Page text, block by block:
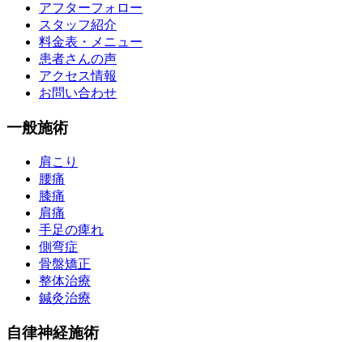
アフターフォロー
スタッフ紹介
料金表・メニュー
患者さんの声
アクセス情報
お問い合わせ
一般施術
肩こり
腰痛
膝痛
肩痛
手足の痺れ
側弯症
骨盤矯正
整体治療
鍼灸治療
自律神経施術